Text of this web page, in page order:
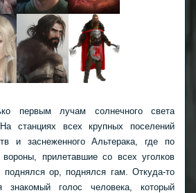
первым лучам солнечного света
станциях всех крупных поселений
и заснеженного Альтерака, где по
прилетавшие со всех уголков
ор, поднялся гам. Откуда-то
знакомый голос человека, который